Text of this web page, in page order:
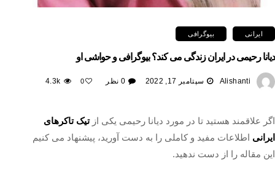
ایرانی بیوگرافی
دیانا رحیمی در ایران زندگی می کند؟ بیوگرافی و حواشی او
Alishanti سپتامبر 17, 2022 0 نظر 0
4.3k
اگر علاقمند هستید تا در مورد دیانا رحیمی یکی ازتیک تاکرهای
ایرانی اطلاعات مفید و کاملی را به دست آورید، پیشنهاد می کنیم
این مقاله را از دست ندهید.